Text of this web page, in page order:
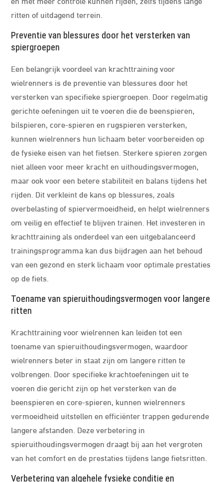
ritten of uitdagend terrein.
Preventie van blessures door het versterken van
spiergroepen
Een belangrijk voordeel van krachttraining voor
wielrenners is de preventie van blessures door het
versterken van specifieke spiergroepen. Door regelmatig
gerichte oefeningen uit te voeren die de beenspieren,
bilspieren, core-spieren en rugspieren versterken,
kunnen wielrenners hun lichaam beter voorbereiden op
de fysieke eisen van het fietsen. Sterkere spieren zorgen
niet alleen voor meer kracht en uithoudingsvermogen,
maar ook voor een betere stabiliteit en balans tijdens het
rijden. Dit verkleint de kans op blessures, zoals
overbelasting of spiervermoeidheid, en helpt wielrenners
om veilig en effectief te blijven trainen. Het investeren in
krachttraining als onderdeel van een uitgebalanceerd
trainingsprogramma kan dus bijdragen aan het behoud
van een gezond en sterk lichaam voor optimale prestaties
op de fiets.
Toename van spieruithoudingsvermogen voor langere
ritten
Krachttraining voor wielrennen kan leiden tot een
toename van spieruithoudingsvermogen, waardoor
wielrenners beter in staat zijn om langere ritten te
volbrengen. Door specifieke krachtoefeningen uit te
voeren die gericht zijn op het versterken van de
beenspieren en core-spieren, kunnen wielrenners
vermoeidheid uitstellen en efficiënter trappen gedurende
langere afstanden. Deze verbetering in
spieruithoudingsvermogen draagt bij aan het vergroten
van het comfort en de prestaties tijdens lange fietsritten.
Verbetering van algehele fysieke conditie en